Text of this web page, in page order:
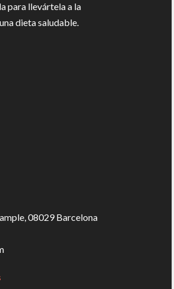
para llevártela a la
dieta saludable.
08029 Barcelona